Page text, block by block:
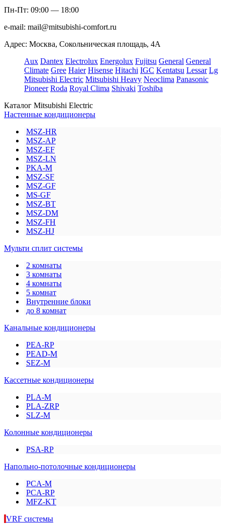
Пн-Пт: 09:00 — 18:00
e-mail: mail@mitsubishi-comfort.ru
Адрес: Москва, Сокольническая площадь, 4А
Aux Dantex Electrolux Energolux Fujitsu General General
Climate Gree Haier Hisense Hitachi IGC Kentatsu Lessar Lg
Mitsubishi Electric Mitsubishi Heavy Neoclima Panasonic
Pioneer Roda Royal Clima Shivaki Toshiba
Каталог Mitsubishi Electric
Настенные кондиционеры
MSZ-HR
MSZ-AP
MSZ-EF
MSZ-LN
PKA-M
MSZ-SF
MSZ-GF
MS-GF
MSZ-BT
MSZ-DM
MSZ-FH
MSZ-HJ
Мульти сплит системы
2 комнаты
3 комнаты
4 комнаты
5 комнат
Внутренние блоки
до 8 комнат
Канальные кондиционеры
PEA-RP
PEAD-M
SEZ-M
Кассетные кондиционеры
PLA-M
PLA-ZRP
SLZ-M
Колонные кондиционеры
PSA-RP
Напольно-потолочные кондиционеры
PCA-M
PCA-RP
MFZ-KT
VRF системы